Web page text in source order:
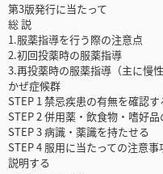
第3版発行に当たって
総 説
1.服薬指導を行う際の注意点
2.初回投薬時の服薬指導
3.再投薬時の服薬指導（主に慢性
かぜ症候群
STEP 1 禁忌疾患の有無を確認す
STEP 2 併用薬・飲食物・嗜好
STEP 3 病識・薬識を持たせる
STEP 4 服用に当たっての注意
説明する